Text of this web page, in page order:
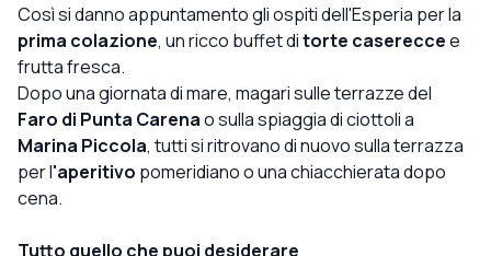
Così si danno appuntamento gli ospiti dell'Esperia per la
prima colazione, un ricco buffet ditorte casereccee
frutta fresca.
Dopo una giornata di mare, magari sulle terrazze del
Faro di Punta Carenao sulla spiaggia di ciottoli a
Marina Piccola, tutti si ritrovano di nuovo sulla terrazza
per l'aperitivo pomeridiano o una chiacchierata dopo
cena.
Tutto quello che puoi desiderare